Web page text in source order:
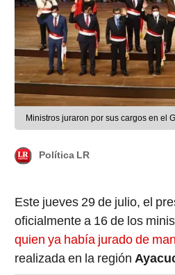
Ministros juraron por sus cargos en el
Política LR
Este jueves 29 de julio, el
oficialmente a 16 de los
quien ya había jurado de
realizada en la región